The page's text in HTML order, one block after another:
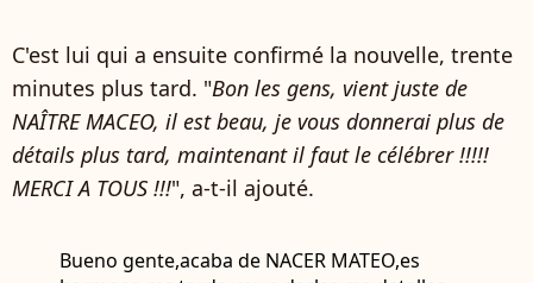
C'est lui qui a ensuite confirmé la nouvelle, trente
minutes plus tard. "Bon les gens, vient juste de
NAÎTRE MACEO, il est beau, je vous donnerai plus de
détails plus tard, maintenant il faut le célébrer !!!!!
MERCI A TOUS !!!", a-t-il ajouté.
Bueno gente,acaba de NACER MATEO,es